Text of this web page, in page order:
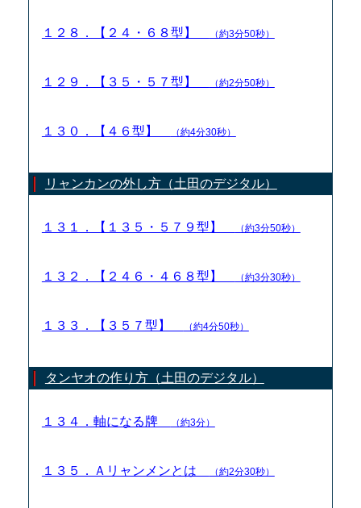
１２８．【２４・６８型】 （約3分50秒）
１２９．【３５・５７型】 （約2分50秒）
１３０．【４６型】 （約4分30秒）
リャンカンの外し方（土田のデジタル）
１３１．【１３５・５７９型】 （約3分50秒）
１３２．【２４６・４６８型】 （約3分30秒）
１３３．【３５７型】 （約4分50秒）
タンヤオの作り方（土田のデジタル）
１３４．軸になる牌 （約3分）
１３５．Ａリャンメンとは （約2分30秒）